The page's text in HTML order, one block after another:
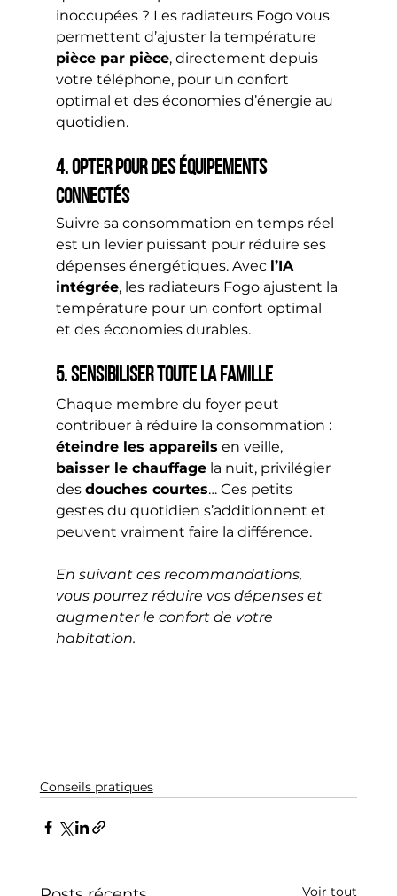
inoccupées ? Les radiateurs Fogo vous
permettent d’ajuster la température
pièce par pièce, directement depuis
votre téléphone, pour un confort
optimal et des économies d’énergie au
quotidien.
4. Opter pour des équipements
connectés
Suivre sa consommation en temps réel
est un levier puissant pour réduire ses
dépenses énergétiques. Avec l’IA
intégrée, les radiateurs Fogo ajustent la
température pour un confort optimal
et des économies durables.
5. Sensibiliser toute la famille
Chaque membre du foyer peut
contribuer à réduire la consommation :
éteindre les appareils en veille,
baisser le chauffage la nuit, privilégier
des douches courtes… Ces petits
gestes du quotidien s’additionnent et
peuvent vraiment faire la différence.
En suivant ces recommandations,
vous pourrez réduire vos dépenses et
augmenter le confort de votre
habitation.
Conseils pratiques
Voir tout